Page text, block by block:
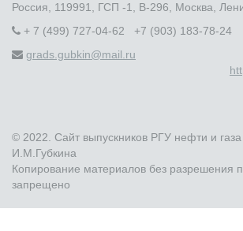
Россия, 119991, ГСП -1, В-296, Москва,
+ 7 (499) 727-04-62 +7 (903) 183-78-24
grads.gubkin@mail.ru
© 2022. Сайт выпускников РГУ нефти и
И.М.Губкина
Копирование материалов без разрешения
запрещено